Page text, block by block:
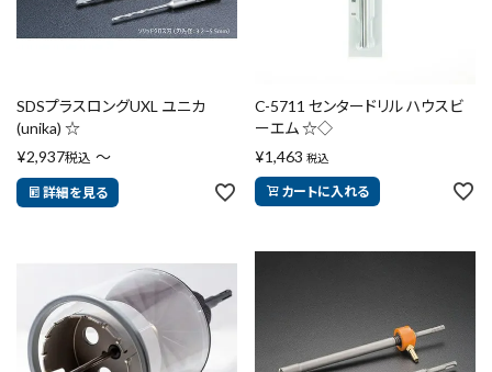
SDSプラスロングUXL ユニカ
(unika) ☆
¥2,937税込 〜
詳細を見る
C-5711 センタードリル ハウスビ
ーエム ☆◇
¥1,463 税込
カートに入れる